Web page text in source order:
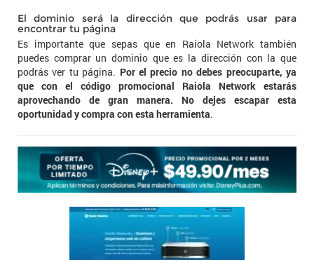
El dominio será la dirección que podrás usar para
encontrar tu página
Es importante que sepas que en Raiola Network también
puedes comprar un dominio que es la dirección con la que
podrás ver tu página. Por el precio no debes preocuparte, ya
que con el código promocional Raiola Network estarás
aprovechando de gran manera. No dejes escapar esta
oportunidad y compra con esta herramienta.